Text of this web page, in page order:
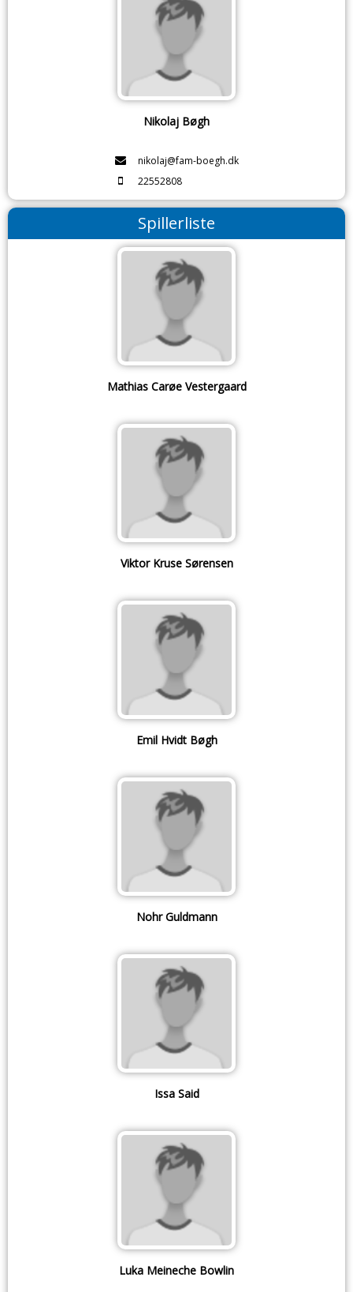
Nikolaj Bøgh
nikolaj@fam-boegh.dk
22552808
Spillerliste
Mathias Carøe Vestergaard
Viktor Kruse Sørensen
Emil Hvidt Bøgh
Nohr Guldmann
Issa Said
Luka Meineche Bowlin